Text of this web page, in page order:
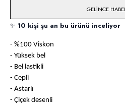
GELINCE
✨ 10 kişi şu an bu ürünü inceliyor
- %100 Viskon
- Yüksek bel
- Bel lastikli
- Cepli
- Astarlı
- Çiçek desenli